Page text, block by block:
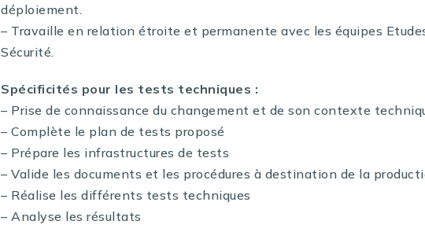
déploiement.
– Travaille en relation étroite et permanente avec les équipes
Sécurité.
Spécificités pour les tests techniques :
– Prise de connaissance du changement et de son contexte
– Complète le plan de tests proposé
– Prépare les infrastructures de tests
– Valide les documents et les procédures à destination de la
– Réalise les différents tests techniques
– Analyse les résultats